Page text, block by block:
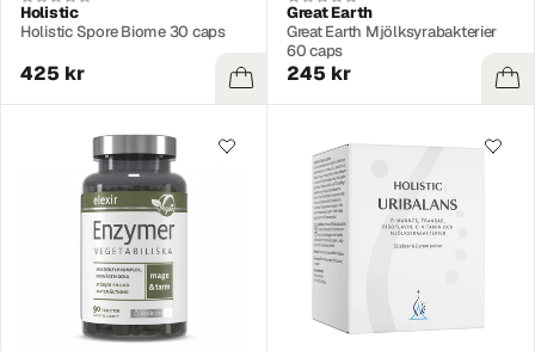
Holistic
Holistic Spore Biome 30 caps
425 kr
Great Earth
Great Earth Mjölksyrabakterier
60 caps
245 kr